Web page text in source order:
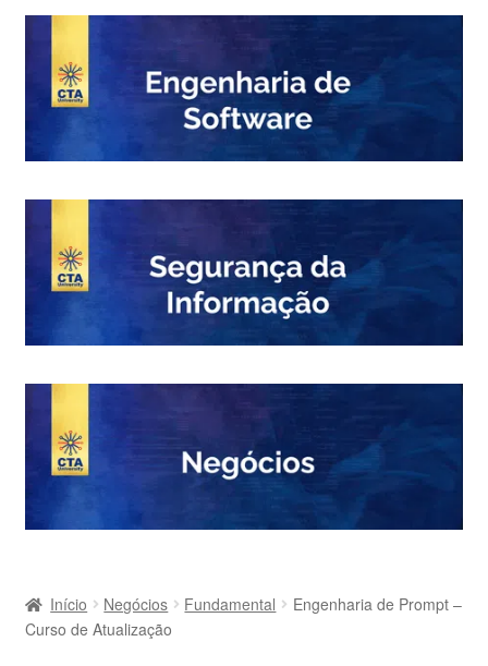
Início Negócios Fundamental
Engenharia de Prompt –
Curso de Atualização